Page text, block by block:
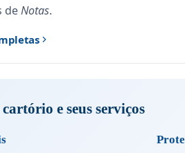
deNotas.
e seus serviços